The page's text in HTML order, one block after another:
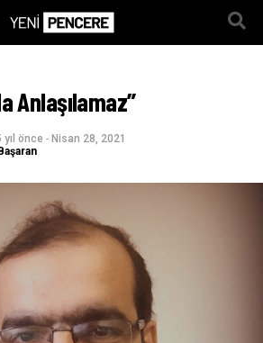
Anlaşılamaz”
yıl önce - Nisan 28, 2021